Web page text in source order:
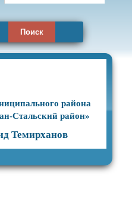
Поиск
района
Стальский район»
Темирханов